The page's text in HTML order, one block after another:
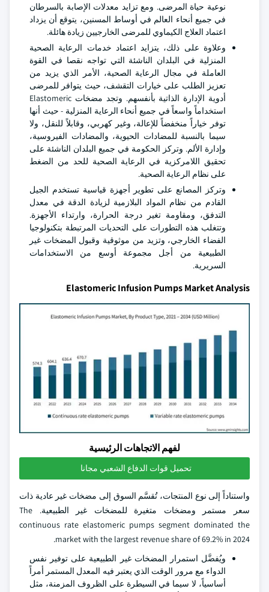
نوعية حياة المرضى. ومع تزايد معدلات الإصابة بالسرطان
في جميع أنحاء العالم في أوساط المسنين، يتوقع أن يزداد
اعتماد العلاج الكيماوي للمرضى الخارجيين زيادة هائلة.
وعلاوة على ذلك، يتزايد اعتماد خدمات الرعاية الصحية
المنزلية في البلدان الناشئة التي تواجه نقصا في القوة
العاملة في مجال الرعاية الصحية، الأمر الذي يزيد من
تعزيز الطلب على خيارات التقشف، حيث يتوافر للمرضى
أدوية الإدارة الذاتية بأنفسهم. وتجد مضخات Elastomeric
استخداماً واسعاً في جميع أنحاء الرعاية المنزلية - حيث أنها
توفر خياراً منخفضاً للإعالة، وغير كهربي، وقابلاً للنقل، ولا
سيما بالنسبة للمضادات الحيوية، والمضادات الفيروسية،
وإدارة الألم. وتركز الحكومة في جميع البلدان الناشئة على
تحقيق اللامركزية في الرعاية الصحية للحد من الضغط
على نظام الرعاية الصحية.
وتركز المصانع على تطوير أجهزة قياسية تستخدم الجيل
القادم من نظام المواد البلازمية لزيادة الدقة في معدل
التدفق، ومقاومة تغير درجة الحرارة، وارتداء الأجهزة.
وتتغلب هذه التطورات على التحديات المرتبطة بتكنولوجيا
الفضاء الخارجي، وتزيد من موثوقية وقبول المضخات غير
الطبيعية من أجل مجموعة أوسع من الاستخدامات
السريرية.
Elastomeric Infusion Pumps Market Analysis
لفهم الاتجاهات الرئيسية
تحميل قوات الدفاع الشعبي مجانا
واستناداً إلى نوع المنتجات، تُقسَّم السوق إلى مضخات غير عادية ذات
سعر مستمر ومضخات متغيرة للمضخات غير الطبيعية. The
continuous rate elastomeric pumps segment dominated the
market with the largest revenue share of 69.2% in 2024.
ويُفضَّل استمرار المضخات غير الطبيعية على توفير نفس
الدواء مع مرور الوقت الذي يعتبر فيه المعدل المستمر أمراً
أساسياً، لا سيما في السيطرة على الظروف المزمنة، مثل